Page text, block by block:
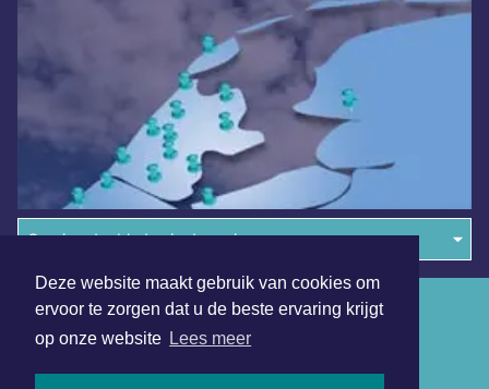
Deze website maakt gebruik van cookies om
ervoor te zorgen dat u de beste ervaring krijgt
op onze website Lees meer
Overige dagbladen in de regio
Algemene voorwaarden
Disclaimer